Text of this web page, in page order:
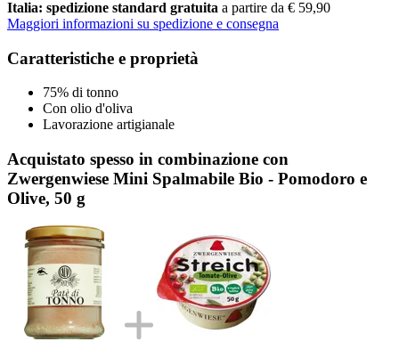
Italia: spedizione standard gratuita a partire da € 59,90
Maggiori informazioni su spedizione e consegna
Caratteristiche e proprietà
75% di tonno
Con olio d'oliva
Lavorazione artigianale
Acquistato spesso in combinazione con
Zwergenwiese Mini Spalmabile Bio - Pomodoro e
Olive, 50 g